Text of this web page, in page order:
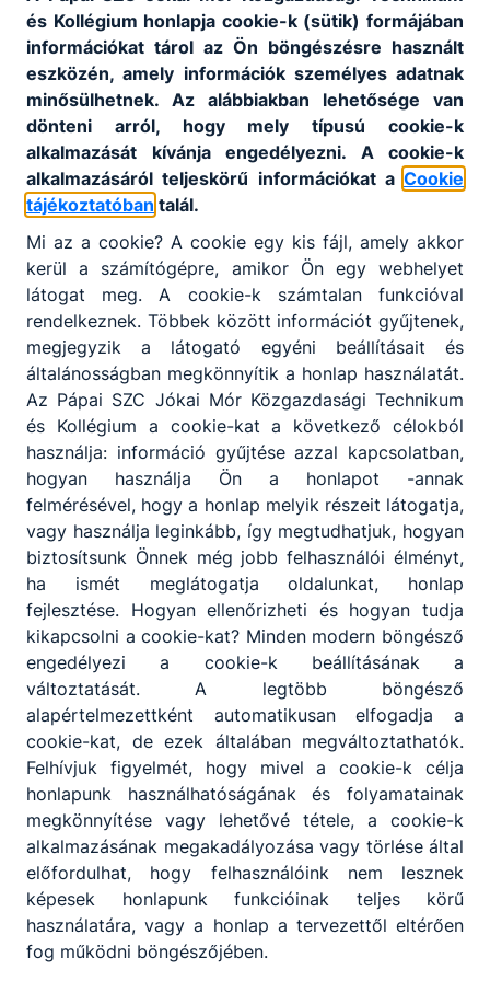
nem rendelkeznek az új
szakképzési rendszerben
szerzett szakképesítéssel
Munka mellett is tudok
szakmát vagy államilag
elismert szakképesítést
szerezni?
Az iskolák a felnőttek
számára mind a szakmai
oktatást, mind a szakmai
képzést rugalmasan, akár
munka mellett, rövid idő alatt
szervezik meg, gyakran az
esti órákban, akár hétvégén
is. Az egyes intézmények
képzési programja sokszor
ezért is tér el egymástól,
igazodva a Képzési és
Kimeneteli
Követelményekben,
szakképesítés esetén a
Programkövetelményekben
meghatározott tartalmakhoz
és a helyi igényekhez.
Szakmák
Nincsenek szakmák "Felnőttek
szakmai oktatása" kategóriában.
és Kollégium honlapja cookie-k (sütik) formájában
információkat tárol az Ön böngészésre használt
eszközén, amely információk személyes adatnak
minősülhetnek. Az alábbiakban lehetősége van
dönteni arról, hogy mely típusú cookie-k
alkalmazását kívánja engedélyezni. A cookie-k
alkalmazásáról teljeskörű információkat a Cookie
tájékoztatóban talál.
Mi az a cookie? A cookie egy kis fájl, amely akkor
kerül a számítógépre, amikor Ön egy webhelyet
látogat meg. A cookie-k számtalan funkcióval
rendelkeznek. Többek között információt gyűjtenek,
megjegyzik a látogató egyéni beállításait és
általánosságban megkönnyítik a honlap használatát.
Az Pápai SZC Jókai Mór Közgazdasági Technikum
és Kollégium a cookie-kat a következő célokból
használja: információ gyűjtése azzal kapcsolatban,
hogyan használja Ön a honlapot -annak
felmérésével, hogy a honlap melyik részeit látogatja,
vagy használja leginkább, így megtudhatjuk, hogyan
biztosítsunk Önnek még jobb felhasználói élményt,
ha ismét meglátogatja oldalunkat, honlap
fejlesztése. Hogyan ellenőrizheti és hogyan tudja
kikapcsolni a cookie-kat? Minden modern böngésző
engedélyezi a cookie-k beállításának a
változtatását. A legtöbb böngésző
alapértelmezettként automatikusan elfogadja a
cookie-kat, de ezek általában megváltoztathatók.
Felhívjuk figyelmét, hogy mivel a cookie-k célja
honlapunk használhatóságának és folyamatainak
megkönnyítése vagy lehetővé tétele, a cookie-k
alkalmazásának megakadályozása vagy törlése által
előfordulhat, hogy felhasználóink nem lesznek
képesek honlapunk funkcióinak teljes körű
használatára, vagy a honlap a tervezettől eltérően
fog működni böngészőjében.